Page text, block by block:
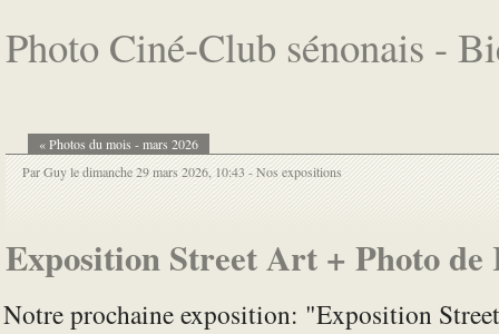
Photo Ciné-Club sénonais -
« Photos du mois - mars 2026
Par Guy le dimanche 29 mars 2026, 10:43 -Nos expositions
Exposition Street Art + Photo de
Notre prochaine exposition: "Exposition